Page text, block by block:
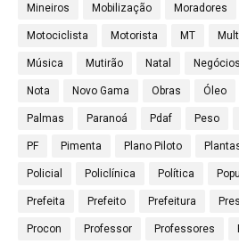
Mineiros Mobilização Moradores
Motociclista Motorista MT
Música Mutirão Natal Negócios
Nota Novo Gama Obras Óleo
Palmas Paranoá Pdaf Peso
PF Pimenta Plano Piloto
Policial Policlínica Política
Prefeita Prefeito Prefeitura
Procon Professor Professores